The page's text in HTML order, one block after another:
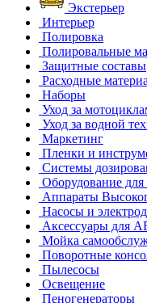
Экстерьер
Интерьер
Полировка
Полировальные
Защитные составы
Расходные
Наборы
Уход за
Уход за водной
Маркетинг
Пленки и
Системы
Оборудование
Аппараты
Насосы и
Аксессуары для
Мойка
Поворотные
Пылесосы
Освещение
Пеногенераторы